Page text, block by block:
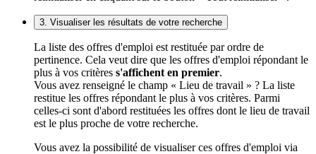
3. Visualiser les résultats de votre recherche
La liste des offres d'emploi est restituée par ordre de
pertinence. Cela veut dire que les offres d'emploi répondant le
plus à vos critères s'affichent en premier.
Vous avez renseigné le champ « Lieu de travail » ? La liste
restitue les offres répondant le plus à vos critères. Parmi
celles-ci sont d'abord restituées les offres dont le lieu de travail
est le plus proche de votre recherche.
Vous avez la possibilité de visualiser ces offres d'emploi via